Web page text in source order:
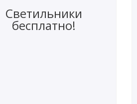
Светильники
бесплатно!